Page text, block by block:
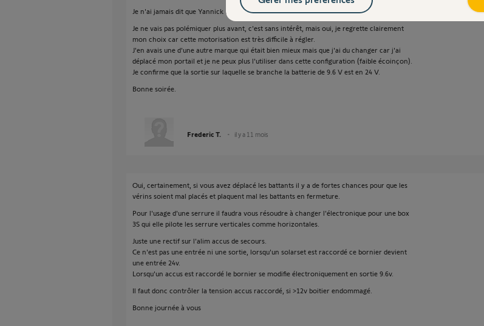
Je n'ai jamais dit que Yannick M. était un technicien SOMFY.
Je ne vais pas polémiquer plus avant, c'est sans intérêt, mais oui, je regrette clairement
mon choix car cette motorisation est très difficile à régler.
J'en avais une d'une autre marque qui était bien mieux mais que j'ai du changer car j'ai
déplacé mon portail et je ne peux plus l'utiliser dans cette configuration (faible écoinçon).
Je confirme que la sortie sur laquelle se branche la batterie de 9.6 V est en 24 V.
Bonne soirée.
Frederic T. il y a 11 mois
Oui, certainement, si vous avez déplacé les battants il y a de fortes chances pour que les
vérins soient mal placés et plaquent mal les battants en fermeture.
Pour l'usage d'une serrure il faudra vous résoudre à changer l'électronique pour une box
3S qui elle pilote les serrure verticales comme horizontales.
Juste une rectif sur l'alim accus de secours.
Ce n'est pas une entrée ni une sortie, lorsqu'un solarset est raccordé ce bornier devient
une entrée 24v.
Lorsqu'un accus est raccordé le bornier se modifie électroniquement en sortie 9.6v.
Il faut donc contrôler la tension accus raccordé, si >12v boitier endommagé.
Bonne journée à vous